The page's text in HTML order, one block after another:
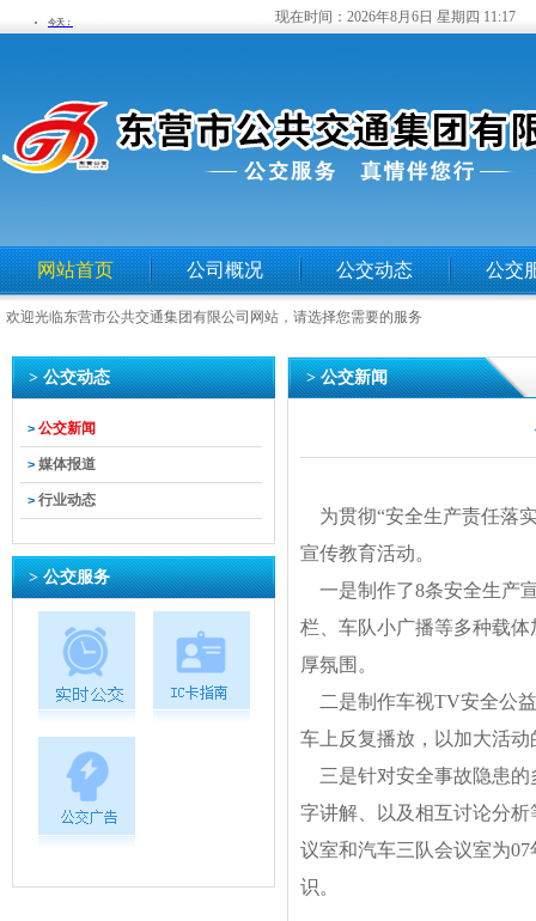
现在时间： 2026年8月6日 星期四 11:17
网站首页 公司概况 公交动态 公交
欢迎光临东营市公共交通集团有限公司网站，请选择您需要的服务
> 公交动态
> 公交新闻
> 媒体报道
> 行业动态
> 公交服务
> 公交新闻
为贯彻“安全生产责任落
宣传教育活动。
一是制作了8条安全生产
栏、车队小广播等多种载
厚氛围。
二是制作车视TV安全公益
车上反复播放，以加大活
三是针对安全事故隐患的
字讲解、以及相互讨论分
议室和汽车三队会议室为
识。